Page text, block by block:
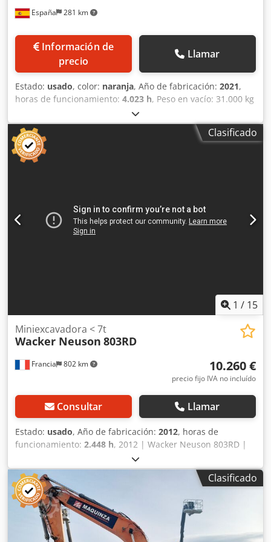
España 281 km
Información de
precio
Llamar
Estado: usado, color: naranja, Año de fabricación: 2021,
horas de funcionamiento: 4.023 h, Peso en vacío: 31.000 kg
Dimensiones (lxanxal): 1077 x 339 x 300 cm Ancho de
cadena de oruga: 60 cm Crsdpfxjzf I Has Al Isf Ubicación:
Madrid (Madrid) Excavadora de orugas usada de 30
toneladas Doosan DX300LC. La excavadora Doosan
DX300LC está diseñada para proporcionar un gran
CONSULTAR Altura de excavación: 10.010 mm Alcance a
nivel: 9.950 mm CE
Clasificado
1 / 15
Francia 802 km
Miniexcavadora < 7t
Wacker Neuson 803RD
10.260 €
precio fijo IVA no incluído
Consultar Llamar
Estado: usado, Año de fabricación: 2012, horas de
funcionamiento: 2.448 h, 2012 | Wacker Neuson 803RD |
Miniexcavadora usada < 7 t | 2448 horas 📍Ubicación:
Francia 🚛 Entrega disponible en su destino; ¡utilice
nuestra calculadora de envío para estimar los costos de
transporte! Credpozlc Hzjfx Al Ief 💰 Compre ahora por
10.300 EUR o haga una oferta. El pago contra entrega está
disponible por una tarifa asequible (sujeto a aprobación)*
👷‍♂️ Inspeccionado por un experto independiente 53 puntos
Clasificado